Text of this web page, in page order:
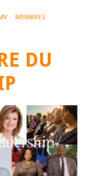
MEMBRES
DU